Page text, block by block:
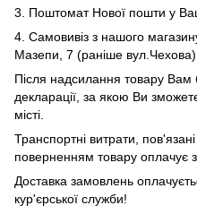
3. Поштомат Нової пошти у
4. Самовивіз з нашого
Мазепи, 7 (раніше вул.Чехова)
Після надсилання товару
декларації, за якою Ви
місті.
Транспортні витрати,
поверненням товару оплачує
Доставка замовлень
кур'єрської служби!